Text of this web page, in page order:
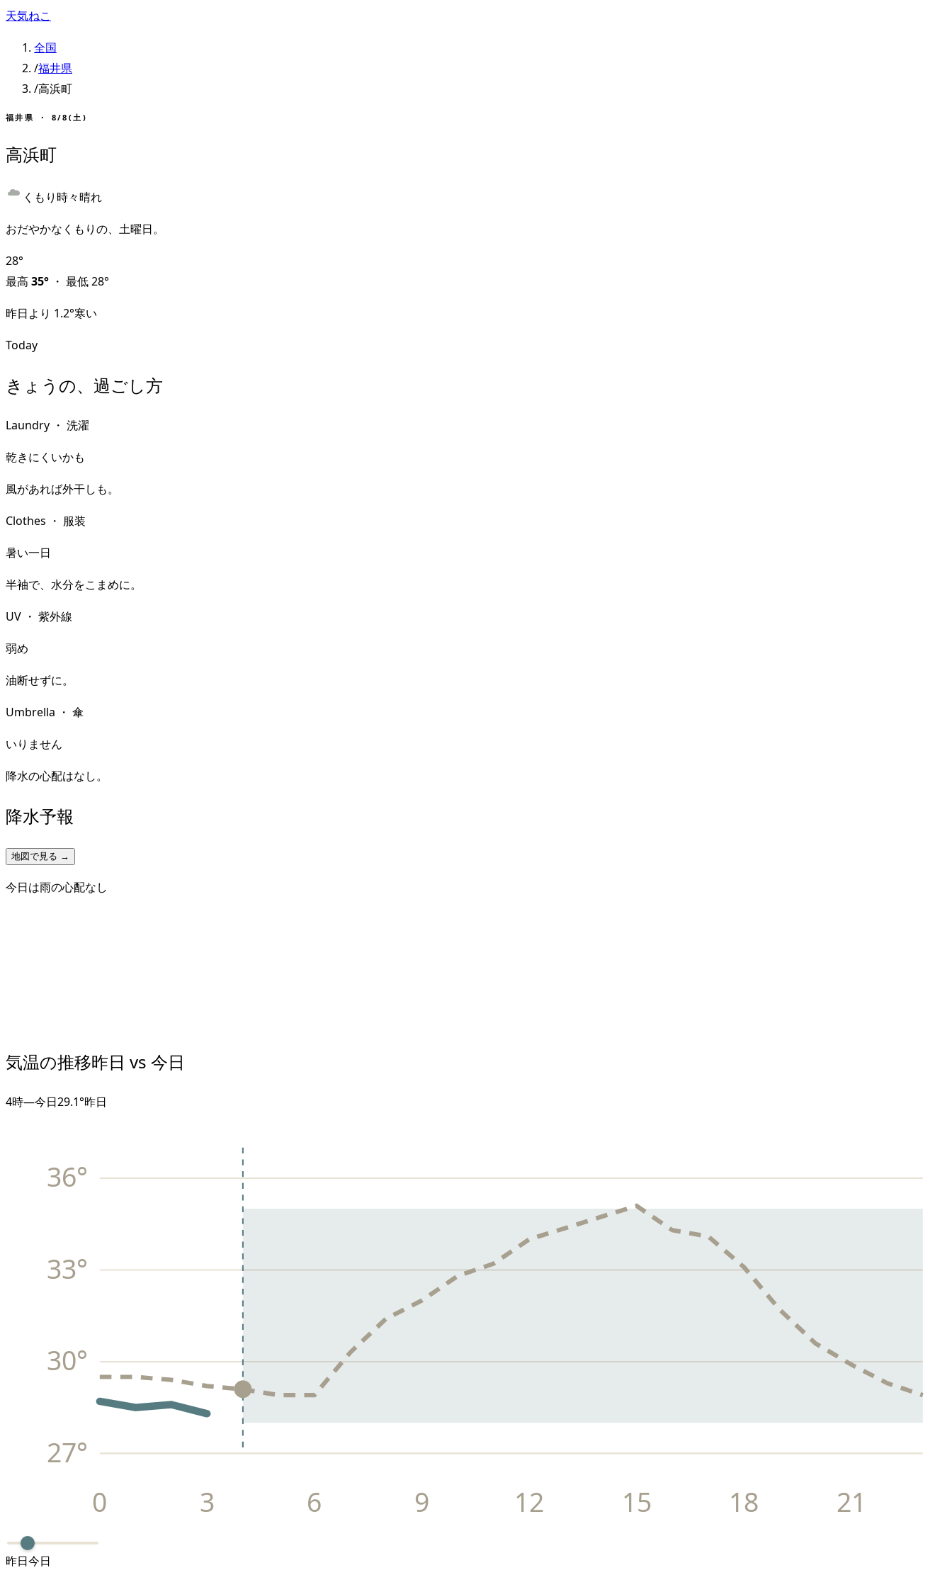
天気ねこ
全国
/福井県
/高浜町
福井県 ・ 8/8(土)
高浜町
くもり時々晴れ
おだやかなくもりの、土曜日。
28°
最高 35° ・ 最低28°
昨日より 1.2°寒い
Today
きょうの、過ごし方
Laundry ・ 洗濯
乾きにくいかも
風があれば外干しも。
Clothes ・ 服装
暑い一日
半袖で、水分をこまめに。
UV ・ 紫外線
弱め
油断せずに。
Umbrella ・ 傘
いりません
降水の心配はなし。
降水予報
地図で見る →
今日は雨の心配なし
気温の推移昨日 vs 今日
4時—今日29.1°昨日
27°
30°
33°
36°
0 3 6 9 12 15 18 21
昨日今日